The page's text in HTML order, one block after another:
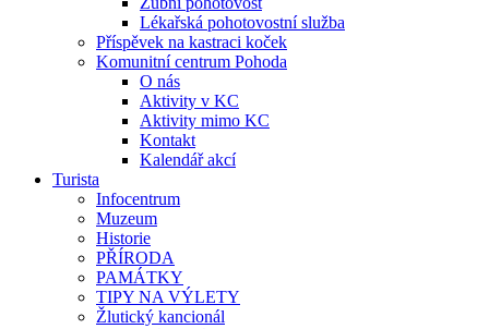
Lékařská pohotovostní služba
Příspěvek na kastraci koček
Komunitní centrum Pohoda
O nás
Aktivity v KC
Aktivity mimo KC
Kontakt
Kalendář akcí
Turista
Infocentrum
Muzeum
Historie
PŘÍRODA
PAMÁTKY
TIPY NA VÝLETY
Žlutický kancionál